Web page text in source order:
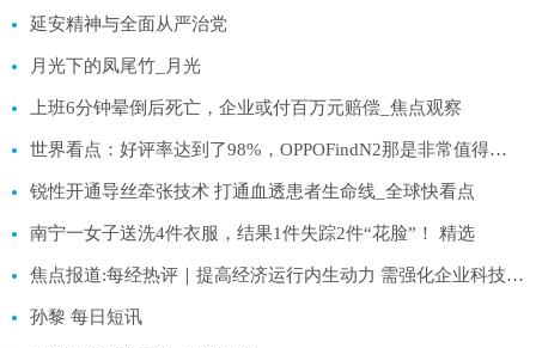
延安精神与全面从严治党
月光下的凤尾竹_月光
上班6分钟晕倒后死亡，企业或付百万元赔偿_焦点观察
世界看点：好评率达到了98%，OPPOFindN2那是非常值得拥有的
锐性开通导丝牵张技术 打通血透患者生命线_全球快看点
南宁一女子送洗4件衣服，结果1件失踪2件“花脸”！ 精选
焦点报道:每经热评｜提高经济运行内生动力 需强化企业科技创新主体地位
孙黎 每日短讯